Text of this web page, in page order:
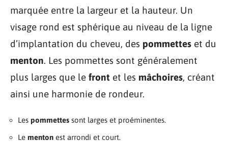
marquée entre la largeur et la hauteur. Un
visage rond est sphérique au niveau de la ligne
d’implantation du cheveu, des pommettes et du
menton. Les pommettes sont généralement
plus larges que le front et les mâchoires, créant
ainsi une harmonie de rondeur.
Les pommettes sont larges et proéminentes.
Le menton est arrondi et court.